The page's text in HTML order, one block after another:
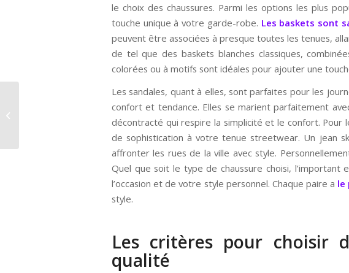
le choix des chaussures. Parmi les options les plus
touche unique à votre garde-robe. Les baskets sont
peuvent être associées à presque toutes les tenues,
de tel que des baskets blanches classiques,
colorées ou à motifs sont idéales pour ajouter une
Les sandales, quant à elles, sont parfaites pour les
confort et tendance. Elles se marient parfaitement
décontracté qui respire la simplicité et le confort. Pour
de sophistication à votre tenue streetwear. Un jean
affronter les rues de la ville avec style.
Quel que soit le type de chaussure choisi,
l’occasion et de votre style personnel. Chaque paire a le
style.
Les critères pour choisir
qualité